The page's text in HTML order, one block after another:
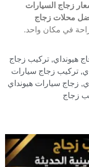
زجاج السيارات
محلات زجاج
في مكان واحد.
هيونداي, تركيب زجاج
,تركيب زجاج سيارات
, زجاج سيارات هيونداي
زجاج